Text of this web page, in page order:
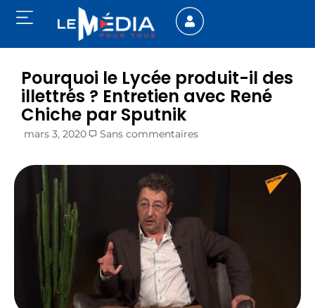
Pourquoi le Lycée produit-il des
illettrés ? Entretien avec René
Chiche par Sputnik
mars 3, 2020 Sans commentaires